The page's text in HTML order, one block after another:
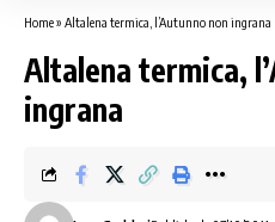
Home» Altalena termica, l’Autunno non ingrana
Altalena termica,
ingrana